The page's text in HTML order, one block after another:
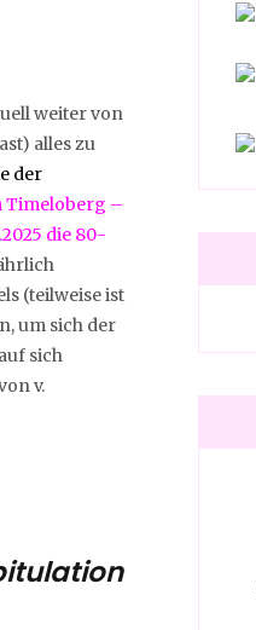
weiter von
alles zu
der
Timeloberg –
die 80-
(teilweise ist
um sich der
sich
v.